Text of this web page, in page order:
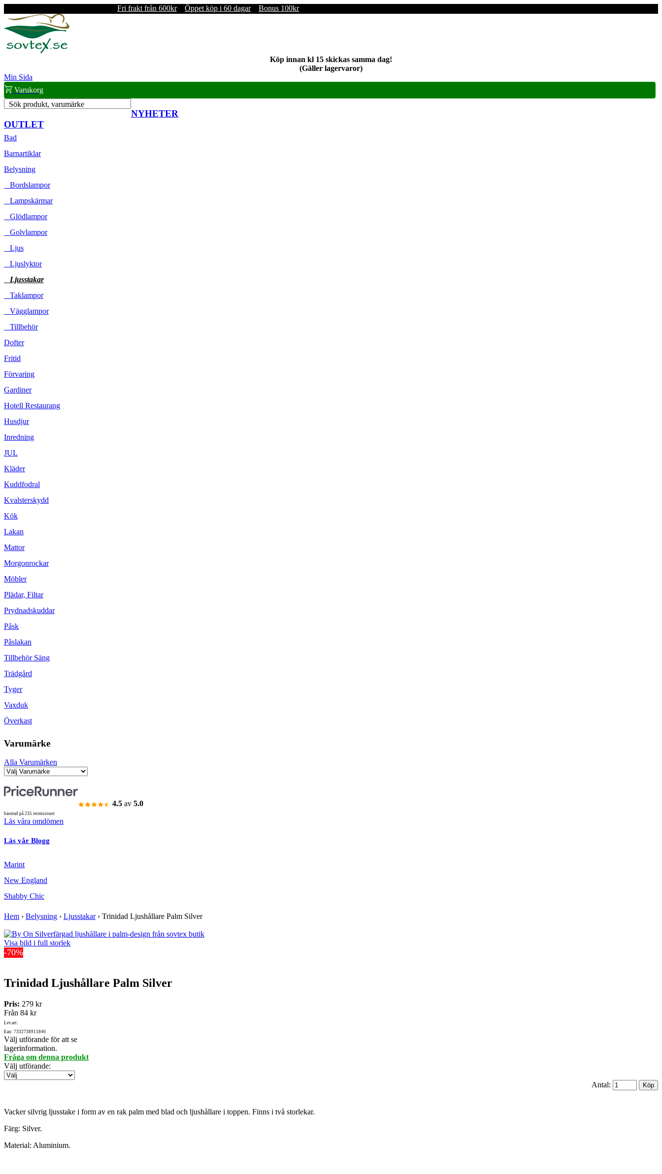
Fri frakt från 600kr Öppet köp i 60 dagar Bonus 100kr
Köp innan kl 15 skickas samma dag!
(Gäller lagervaror)
Min Sida
Varukorg
Sök produkt, varumärke
NYHETER
OUTLET
Bad
Barnartiklar
Belysning
Bordslampor
Lampskärmar
Glödlampor
Golvlampor
Ljus
Ljuslyktor
Ljusstakar
Taklampor
Vägglampor
Tillbehör
Dofter
Fritid
Förvaring
Gardiner
Hotell Restaurang
Husdjur
Inredning
JUL
Kläder
Kuddfodral
Kvalsterskydd
Kök
Lakan
Mattor
Morgonrockar
Möbler
Plädar, Filtar
Prydnadskuddar
Påsk
Påslakan
Tillbehör Säng
Trädgård
Tyger
Vaxduk
Överkast
Varumärke
Alla Varumärken
4.5 av 5.0
baserad på 235 recensioner
Läs våra omdömen
Läs vår Blogg
Marint
New England
Shabby Chic
Hem › Belysning › Ljusstakar› Trinidad Ljushållare Palm Silver
Visa bild i full storlek
-70%
Trinidad Ljushållare Palm Silver
Pris: 279 kr
Från 84 kr
Lev.art:
Ean: 7332738911840
Välj utförande för att se
lagerinformation.
Fråga om denna produkt
Välj utförande:
Antal:
Vacker silvrig ljusstake i form av en rak palm med blad och ljushållare i toppen. Finns i två storlekar.
Färg: Silver.
Material: Aluminium.